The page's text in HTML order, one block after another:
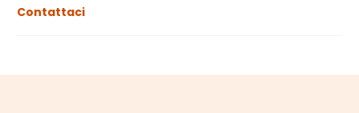
Contattaci